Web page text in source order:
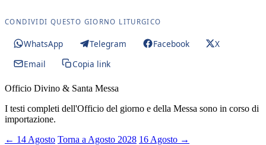
CONDIVIDI QUESTO GIORNO LITURGICO
WhatsApp Telegram Facebook
X
Email
Copia link
Officio Divino & Santa Messa
I testi completi dell'Officio del giorno e della Messa sono in corso di
importazione.
← 14 Agosto Torna a Agosto 2028 16 Agosto →